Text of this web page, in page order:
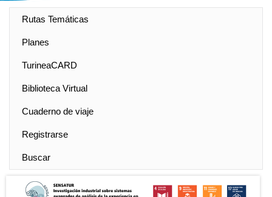
Rutas Temáticas
Planes
TurineaCARD
Biblioteca Virtual
Cuaderno de viaje
Registrarse
Buscar